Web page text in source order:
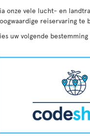
onze vele lucht- en
reiservaring te
uw volgende